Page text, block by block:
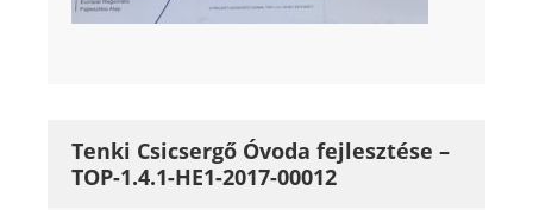
Tenki Csicsergő Óvoda fejlesztése –
TOP-1.4.1-HE1-2017-00012